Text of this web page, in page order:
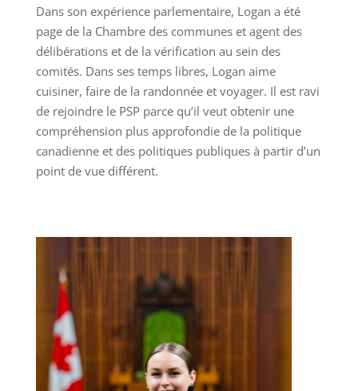
Dans son expérience parlementaire, Logan a été
page de la Chambre des communes et agent des
délibérations et de la vérification au sein des
comités. Dans ses temps libres, Logan aime
cuisiner, faire de la randonnée et voyager. Il est ravi
de rejoindre le PSP parce qu’il veut obtenir une
compréhension plus approfondie de la politique
canadienne et des politiques publiques à partir d’un
point de vue différent.